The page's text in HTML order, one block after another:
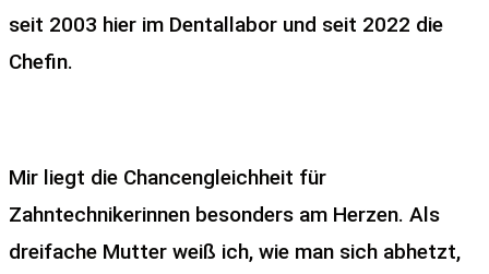
seit 2003 hier im Dentallabor und seit 2022 die
Chefin.
Mir liegt die Chancengleichheit für
Zahntechnikerinnen besonders am Herzen. Als
dreifache Mutter weiß ich, wie man sich abhetzt,